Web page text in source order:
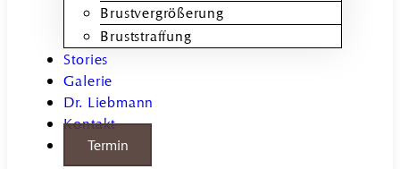
Brustvergrößerung
Bruststraffung
Stories
Galerie
Dr. Liebmann
Kontakt
Termin